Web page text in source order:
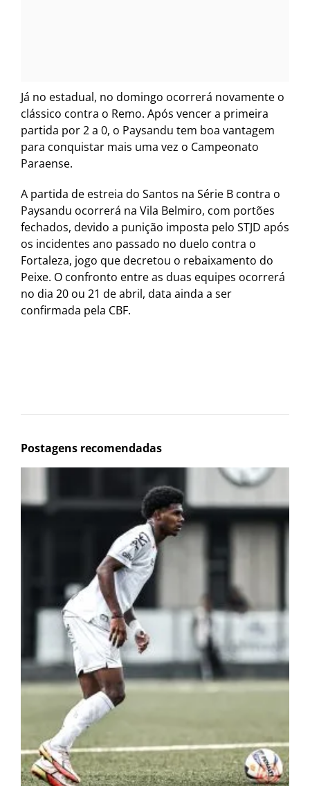
Já no estadual, no domingo ocorrerá novamente o
clássico contra o Remo. Após vencer a primeira
partida por 2 a 0, o Paysandu tem boa vantagem
para conquistar mais uma vez o Campeonato
Paraense.
A partida de estreia do Santos na Série B contra o
Paysandu ocorrerá na Vila Belmiro, com portões
fechados, devido a punição imposta pelo STJD após
os incidentes ano passado no duelo contra o
Fortaleza, jogo que decretou o rebaixamento do
Peixe. O confronto entre as duas equipes ocorrerá
no dia 20 ou 21 de abril, data ainda a ser
confirmada pela CBF.
Postagens recomendadas